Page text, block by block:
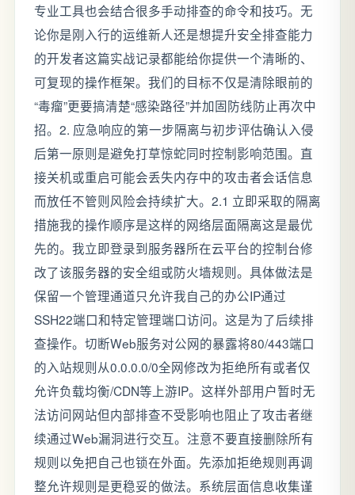
专业工具也会结合很多手动排查的命令和技巧。无
论你是刚入行的运维新人还是想提升安全排查能力
的开发者这篇实战记录都能给你提供一个清晰的、
可复现的操作框架。我们的目标不仅是清除眼前的
“毒瘤”更要搞清楚“感染路径”并加固防线防止再次中
招。2. 应急响应的第一步隔离与初步评估确认入侵
后第一原则是避免打草惊蛇同时控制影响范围。直
接关机或重启可能会丢失内存中的攻击者会话信息
而放任不管则风险会持续扩大。2.1 立即采取的隔离
措施我的操作顺序是这样的网络层面隔离这是最优
先的。我立即登录到服务器所在云平台的控制台修
改了该服务器的安全组或防火墙规则。具体做法是
保留一个管理通道只允许我自己的办公IP通过
SSH22端口和特定管理端口访问。这是为了后续排
查操作。切断Web服务对公网的暴露将80/443端口
的入站规则从0.0.0.0/0全网修改为拒绝所有或者仅
允许负载均衡/CDN等上游IP。这样外部用户暂时无
法访问网站但内部排查不受影响也阻止了攻击者继
续通过Web漏洞进行交互。注意不要直接删除所有
规则以免把自己也锁在外面。先添加拒绝规则再调
整允许规则是更稳妥的做法。系统层面信息收集谨